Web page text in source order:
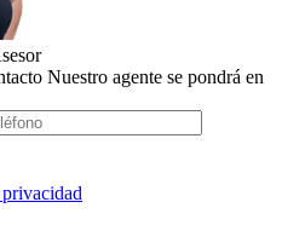
Nuestro agente se pondrá en